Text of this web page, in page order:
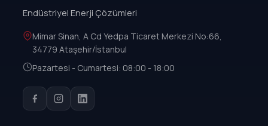
Endüstriyel Enerji Çözümleri
Mimar Sinan, A Cd Yedpa Ticaret Merkezi No:66,
34779 Ataşehir/İstanbul
Pazartesi - Cumartesi: 08:00 - 18:00